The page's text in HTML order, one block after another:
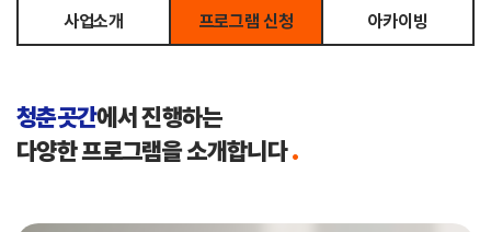
사업소개 프로그램 신청 아카이빙
청춘곳간에서 진행하는
다양한 프로그램을 소개합니다.